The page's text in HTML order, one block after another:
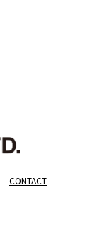
CONTACT